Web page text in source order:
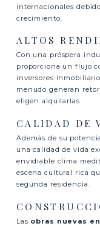
internacionales
crecimiento.
ALTOS
Con una próspera
proporciona un flujo
inversores
menudo generan
eligen alquilarlas.
CALIDAD DE
Además de su
una calidad de vida
envidiable clima
escena cultural rica
segunda residencia.
Las obras nuevas